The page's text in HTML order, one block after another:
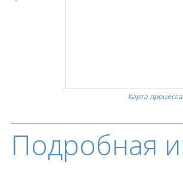
Карта процесса
Подробная